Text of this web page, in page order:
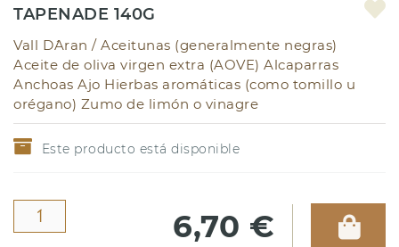
TAPENADE 140G
Vall D´Aran / Aceitunas (generalmente negras)
Aceite de oliva virgen extra (AOVE) Alcaparras
Anchoas Ajo Hierbas aromáticas (como tomillo u
orégano) Zumo de limón o vinagre
Este producto está disponible
6,70 €